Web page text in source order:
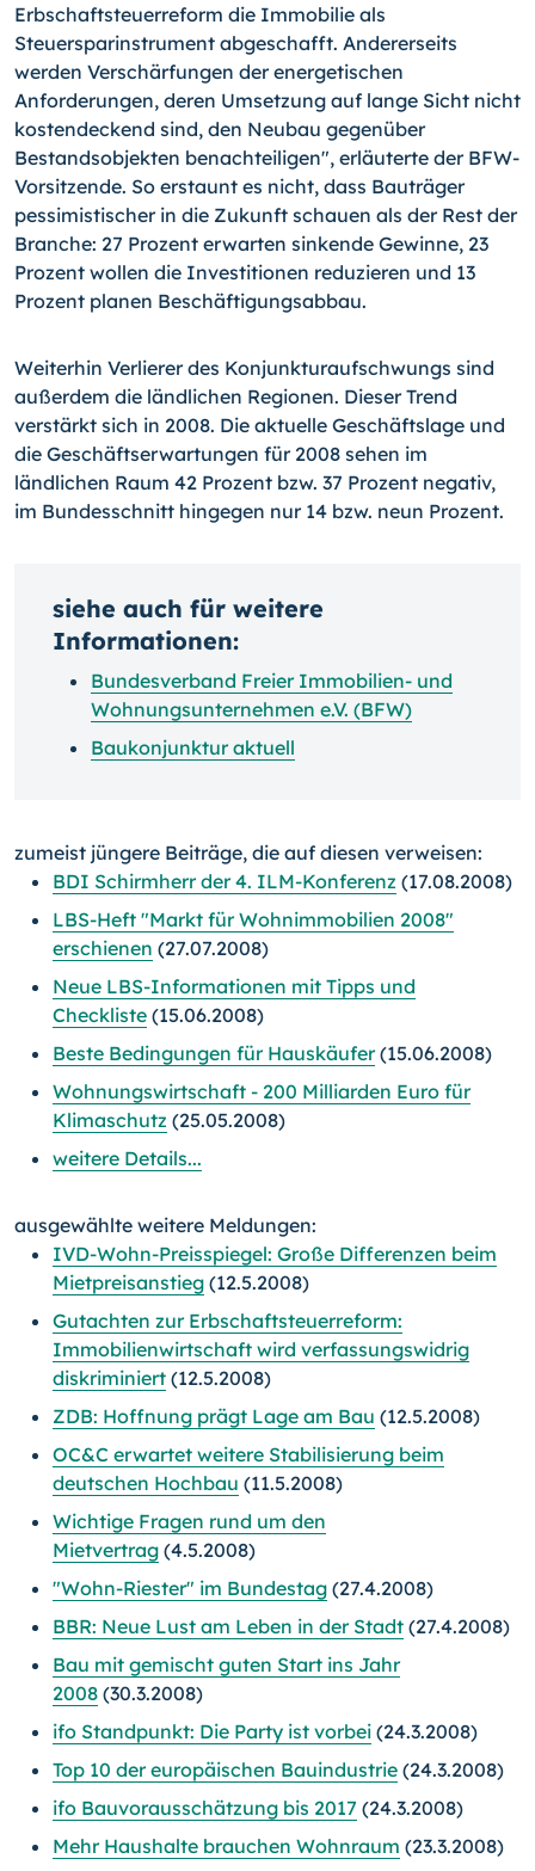
Erbschaftsteuerreform die Immobilie als
Steuersparinstrument abgeschafft. Andererseits
werden Verschärfungen der energetischen
Anforderungen, deren Umsetzung auf lange Sicht nicht
kostendeckend sind, den Neubau gegenüber
Bestandsobjekten benachteiligen", erläuterte der BFW-
Vorsitzende. So erstaunt es nicht, dass Bauträger
pessimistischer in die Zukunft schauen als der Rest der
Branche: 27 Prozent erwarten sinkende Gewinne, 23
Prozent wollen die Investitionen reduzieren und 13
Prozent planen Beschäftigungsabbau.
Weiterhin Verlierer des Konjunkturaufschwungs sind
außerdem die ländlichen Regionen. Dieser Trend
verstärkt sich in 2008. Die aktuelle Geschäftslage und
die Geschäftserwartungen für 2008 sehen im
ländlichen Raum 42 Prozent bzw. 37 Prozent negativ,
im Bundesschnitt hingegen nur 14 bzw. neun Prozent.
siehe auch für weitere
Informationen:
Bundesverband Freier Immobilien- und
Wohnungsunternehmen e.V. (BFW)
Baukonjunktur aktuell
zumeist jüngere Beiträge, die auf diesen verweisen:
BDI Schirmherr der 4. ILM-Konferenz (17.08.2008)
LBS-Heft "Markt für Wohnimmobilien 2008"
erschienen (27.07.2008)
Neue LBS-Informationen mit Tipps und
Checkliste (15.06.2008)
Beste Bedingungen für Hauskäufer(15.06.2008)
Wohnungswirtschaft - 200 Milliarden Euro für
Klimaschutz (25.05.2008)
weitere Details...
ausgewählte weitere Meldungen:
IVD-Wohn-Preisspiegel: Große Differenzen beim
Mietpreisanstieg (12.5.2008)
Gutachten zur Erbschaftsteuerreform:
Immobilienwirtschaft wird verfassungswidrig
diskriminiert (12.5.2008)
ZDB: Hoffnung prägt Lage am Bau (12.5.2008)
OC&C erwartet weitere Stabilisierung beim
deutschen Hochbau (11.5.2008)
Wichtige Fragen rund um den
Mietvertrag (4.5.2008)
"Wohn-Riester" im Bundestag (27.4.2008)
BBR: Neue Lust am Leben in der Stadt (27.4.2008)
Bau mit gemischt guten Start ins Jahr
2008 (30.3.2008)
ifo Standpunkt: Die Party ist vorbei (24.3.2008)
Top 10 der europäischen Bauindustrie (24.3.2008)
ifo Bauvorausschätzung bis 2017 (24.3.2008)
Mehr Haushalte brauchen Wohnraum (23.3.2008)